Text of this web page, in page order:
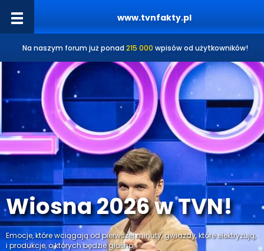
www.tvnfakty.pl
Na naszym forum już ponad 215 000 wpisów od użytkowników!
Wiosna 2026 w TVN!
Emocje, które wciągają od pierwszej minuty, gwiazdy, które elektryzują,
i produkcje, o których będzie głośno.